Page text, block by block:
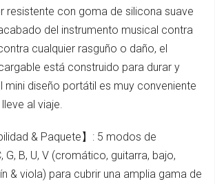
resistente con goma de silicona suave
del instrumento musical contra
cualquier rasguño o daño, el
está construido para durar y
mini diseño portátil es muy conveniente
al viaje.
& Paquete】: 5 modos de
G, B, U, V (cromático, guitarra, bajo,
& viola) para cubrir una amplia gama de